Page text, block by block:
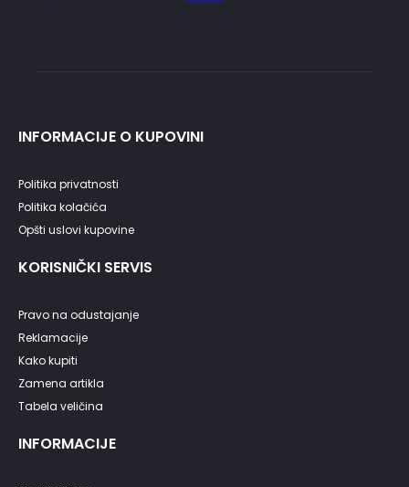
INFORMACIJE O KUPOVINI
Politika privatnosti
Politika kolačića
Opšti uslovi kupovine
KORISNIČKI SERVIS
Pravo na odustajanje
Reklamacije
Kako kupiti
Zamena artikla
Tabela veličina
INFORMACIJE